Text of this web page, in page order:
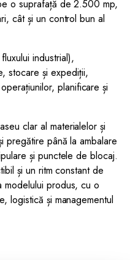
o suprafață de 2.500 mp,
cât și un control bun al
industrial),
stocare și expediții,
planificare și
clar al materialelor și
până la ambalare
și punctele de blocaj.
și un ritm constant de
produs, cu o
logistică și managementul